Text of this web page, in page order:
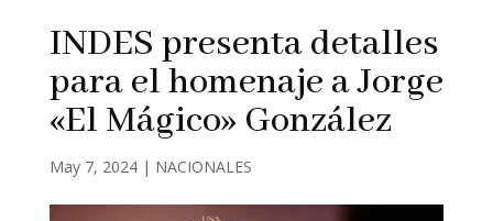
INDES presenta detalles
para el homenaje a Jorge
«El Mágico» González
May 7, 2024| NACIONALES